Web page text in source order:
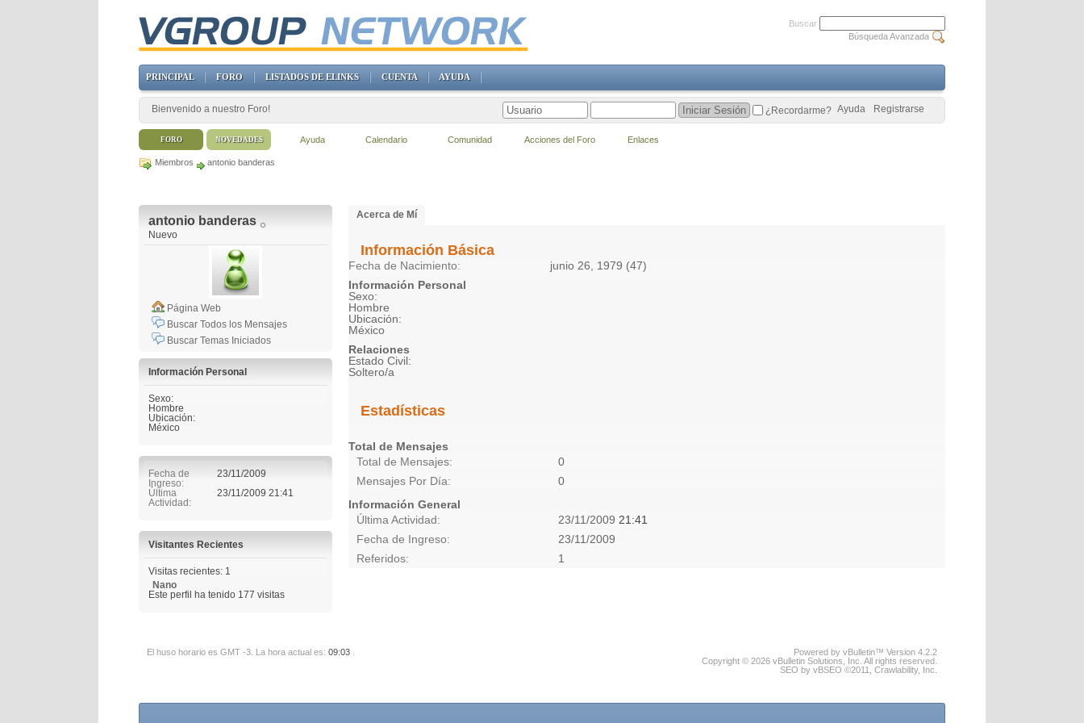
Miembros antonio banderas
antonio banderas
Nuevo
Página Web
Buscar Todos los Mensajes
Buscar Temas Iniciados
Información Personal
Sexo:
Hombre
Ubicación:
México
Fecha de
Ingreso
23/11/2009
Última
Actividad
23/11/2009 21:41
Visitantes Recientes
Visitas recientes: 1
Nano
Este perfil ha tenido 177 visitas
Acerca de Mí
Información Básica
Fecha de Nacimiento
junio 26, 1979 (47)
Información Personal
Sexo:
Hombre
Ubicación:
México
Relaciones
Estado Civil:
Soltero/a
Estadísticas
Total de Mensajes
Total de Mensajes
0
Mensajes Por Día
0
Información General
Última Actividad
23/11/2009 21:41
Fecha de Ingreso
23/11/2009
Referidos
1
El huso horario es GMT -3. La hora actual es: 09:03
Powered by vBulletin™ Version 4.2.2
Copyright © 2026 vBulletin Solutions, Inc. All rights reserved.
SEO by vBSEO ©2011, Crawlability, Inc.
Buscar
Búsqueda Avanzada
PRINCIPAL FORO LISTADOS DE ELINKS CUENTA AYUDA
Bienvenido a nuestro Foro! Registrarse
Ayuda
¿Recordarme?
FORO Ayuda Calendario Comunidad Acciones del Foro Enlaces
NOVEDADES